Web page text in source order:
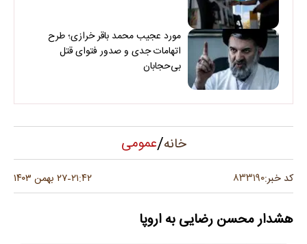
مورد عجیب محمد باقر خرازی؛ طرح
اتهامات جدی و صدور فتوای قتل
بی‌حجابان
خانه/عمومی
کد خبر:۸۳۳۱۹۰ ۲۱:۴۲-۲۷ بهمن ۱۴۰۳
هشدار محسن رضایی به اروپا